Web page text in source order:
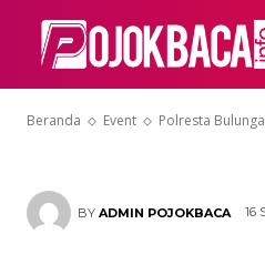
Beranda Event Polresta
BY ADMIN POJOKBACA 16